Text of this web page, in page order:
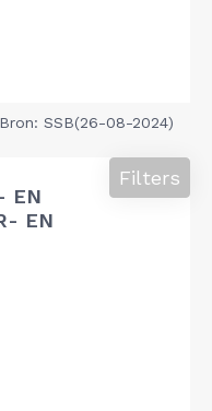
Bron: SSB(26-08-2024)
EN
EN
Filters